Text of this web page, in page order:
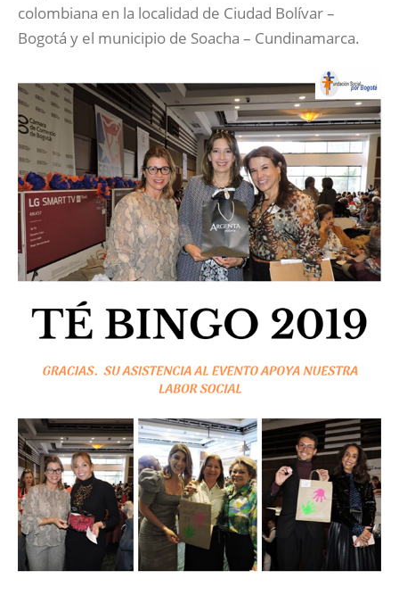
colombiana en la localidad de Ciudad Bolívar –
Bogotá y el municipio de Soacha – Cundinamarca.